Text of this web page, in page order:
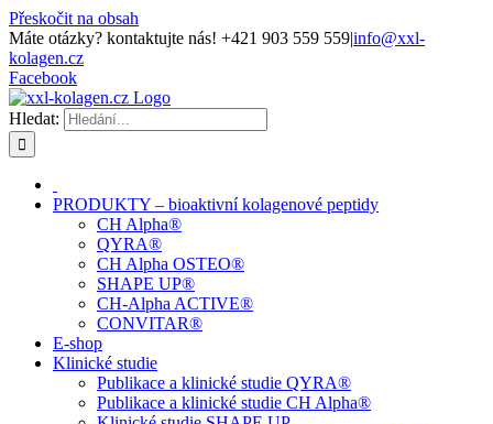
Přeskočit na obsah
Máte otázky? kontaktujte nás! +421 903 559 559|info@xxl-
kolagen.cz
Facebook
Hledat:
PRODUKTY – bioaktivní kolagenové peptidy
CH Alpha®
QYRA®
CH Alpha OSTEO®
SHAPE UP®
CH-Alpha ACTIVE®
CONVITAR®
E-shop
Klinické studie
Publikace a klinické studie QYRA®
Publikace a klinické studie CH Alpha®